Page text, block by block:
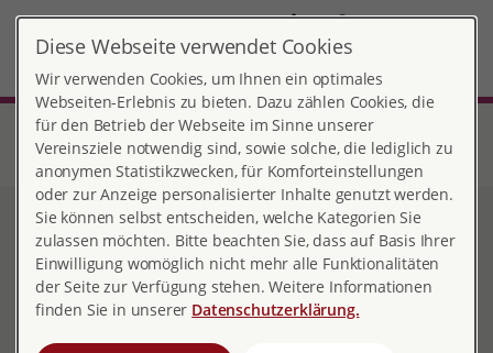
DE EN
Start Bayern
Beratungsstelle München-Schwabing
Schwangerschaft und Elternsein
Nach einem Schwangerschaftsabbruch
Nach einem
Schwangerschaftsabbruch
Diese Webseite verwendet Cookies
Wir verwenden Cookies, um Ihnen ein optimales
Webseiten-Erlebnis zu bieten. Dazu zählen Cookies, die
für den Betrieb der Webseite im Sinne unserer
Vereinsziele notwendig sind, sowie solche, die lediglich zu
anonymen Statistikzwecken, für Komforteinstellungen
oder zur Anzeige personalisierter Inhalte genutzt werden.
Sie können selbst entscheiden, welche Kategorien Sie
zulassen möchten. Bitte beachten Sie, dass auf Basis Ihrer
Einwilligung womöglich nicht mehr alle Funktionalitäten
der Seite zur Verfügung stehen. Weitere Informationen
finden Sie in unserer Datenschutzerklärung.